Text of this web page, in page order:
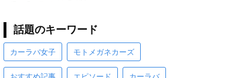
話題のキーワード
カーラバ女子 モトメガネカーズ